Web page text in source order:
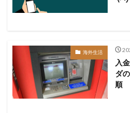
海外生活
入
ダ
順